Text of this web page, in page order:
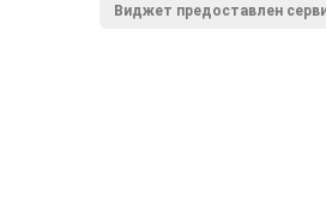
Виджет предоставлен